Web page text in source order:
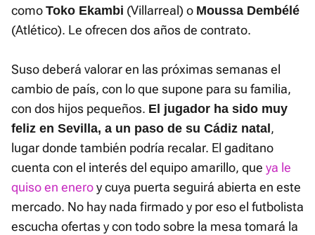
como Toko Ekambi (Villarreal) o Moussa Dembélé
(Atlético). Le ofrecen dos años de contrato.
Suso deberá valorar en las próximas semanas el
cambio de país, con lo que supone para su familia,
con dos hijos pequeños. El jugador ha sido muy
feliz en Sevilla, a un paso de su Cádiz natal ,
lugar donde también podría recalar. El gaditano
cuenta con el interés del equipo amarillo, que ya le
quiso en eneroy cuya puerta seguirá abierta en este
mercado. No hay nada firmado y por eso el futbolista
escucha ofertas y con todo sobre la mesa tomará la